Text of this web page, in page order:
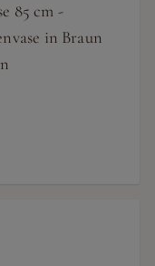
85 cm -
in Braun